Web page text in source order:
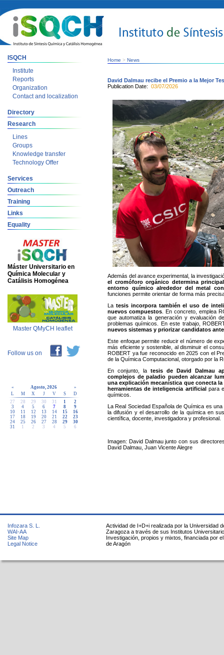
ISQCH
Institute
Reports
Organization
Contact and localization
Directory
Research
Lines
Groups
Knowledge transfer
Technology Offer
Services
Outreach
Training
Links
Equality
Máster Universitario en
Química Molecular y
Catálisis Homogénea
Master QMyCH leaflet
Follow us on
« Agosto, 2026
»
L
M X J V S
D
27
28 29 30 31 1
2
3
4 5 6 7 8
9
10
11 12 13 14 15
16
17
18 19 20 21 22
23
24
25 26 27 28 29
30
31
1 2 3 4 5 6
Home > News
David Dalmau recibe el Premio a la Mejor
Publication Date: 03/07/2026
Además del avance experimental, la
el cromóforo orgánico determina
entorno químico alrededor del metal
funciones permite orientar de forma más
La tesis incorpora también el uso de
nuevos compuestos . En concreto, emplea
que automatiza la generación y evaluación
problemas químicos. En este trabajo,
nuevos sistemas y priorizar candidatos
Este enfoque permite reducir el número de
más eficiente y sostenible, al disminuir el
ROBERT ya fue reconocido en 2025 con el
de la Química Computacional, otorgado por la
En conjunto, la tesis de David Dalmau
complejos de paladio pueden alcanzar
una explicación mecanística que conecta
herramientas de inteligencia artificialpara
químicos.
La Real Sociedad Española de Química es
la difusión y el desarrollo de la química en
científica, docente, investigadora y profesional.
Imagen: David Dalmau junto con sus
David Dalmau, Juan Vicente Alegre
Infozara S. L.
WAI-AA
Site Map
Legal Notice
Actividad de I+D+i realizada por la Universidad
Zaragoza a través de sus Institutos
Investigación, propios y mixtos, financiada por
de Aragón